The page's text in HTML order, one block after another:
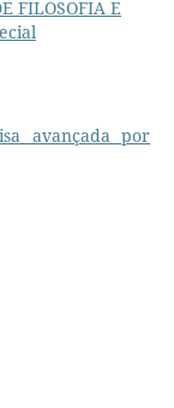
FILOSOFIA E
avançada por